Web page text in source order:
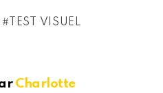
TEST VISUEL
Charlotte